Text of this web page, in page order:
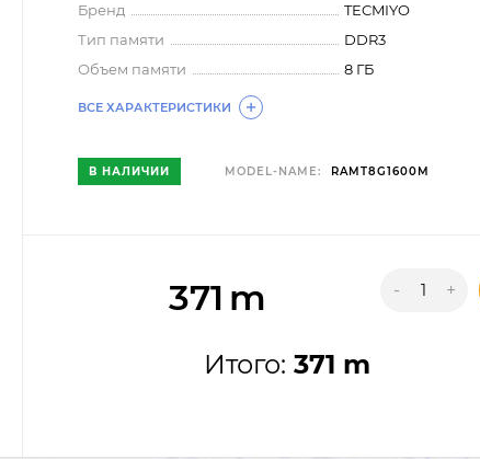
Бренд
TECMIYO
Тип памяти
DDR3
Объем памяти
8 ГБ
ВСЕ ХАРАКТЕРИСТИКИ
В НАЛИЧИИ MODEL-NAME: RAMT8G1600M
371 m - +
Итого: 371 m